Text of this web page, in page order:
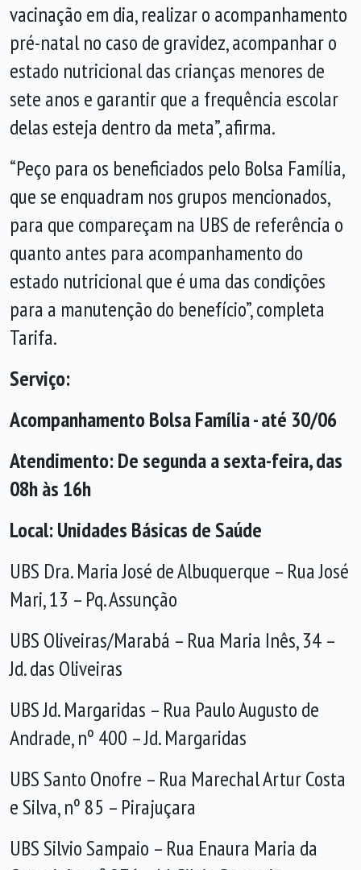
vacinação em dia, realizar o acompanhamento
pré-natal no caso de gravidez, acompanhar o
estado nutricional das crianças menores de
sete anos e garantir que a frequência escolar
delas esteja dentro da meta”, afirma.
“Peço para os beneficiados pelo Bolsa Família,
que se enquadram nos grupos mencionados,
para que compareçam na UBS de referência o
quanto antes para acompanhamento do
estado nutricional que é uma das condições
para a manutenção do benefício”, completa
Tarifa.
Serviço:
Acompanhamento Bolsa Família - até 30/06
Atendimento: De segunda a sexta-feira, das
08h às 16h
Local: Unidades Básicas de Saúde
UBS Dra. Maria José de Albuquerque – Rua José
Mari, 13 – Pq. Assunção
UBS Oliveiras/Marabá – Rua Maria Inês, 34 –
Jd. das Oliveiras
UBS Jd. Margaridas – Rua Paulo Augusto de
Andrade, nº 400 – Jd. Margaridas
UBS Santo Onofre – Rua Marechal Artur Costa
e Silva, nº 85 – Pirajuçara
UBS Silvio Sampaio – Rua Enaura Maria da